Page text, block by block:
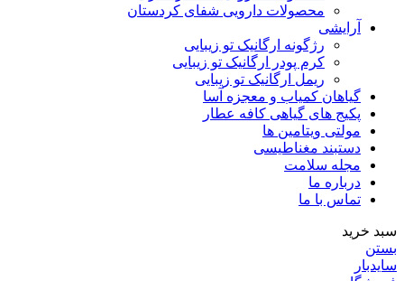
محصولات دارویی شفای کردستان
آرایشی
رژگونه ارگانیک تو زیبایی
کرم پودر ارگانیک تو زیبایی
ریمل ارگانیک تو زیبایی
گیاهان کمیاب و معجزه آسا
پکیج های گیاهی کافه عطار
مولتی ویتامین ها
دستبند مغناطیسی
مجله سلامت
درباره ما
تماس با ما
سبد خرید
بستن
سایدبار